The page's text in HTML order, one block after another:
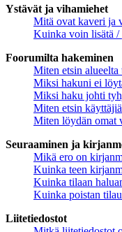
Ystävät ja vihamiehet
Mitä ovat kaveri ja
Kuinka voin lisätä /
Foorumilta hakeminen
Miten etsin alueelta
Miksi hakuni ei
Miksi haku johti
Miten etsin
Miten löydän omat
Seuraaminen ja
Mikä ero on
Kuinka teen
Kuinka tilaan
Kuinka poistan
Liitetiedostot